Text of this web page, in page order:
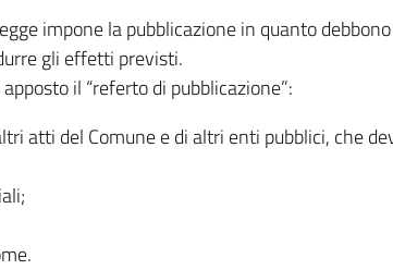
impone la pubblicazione in quanto
gli effetti previsti.
il “referto di pubblicazione”:
atti del Comune e di altri enti pubblici, che